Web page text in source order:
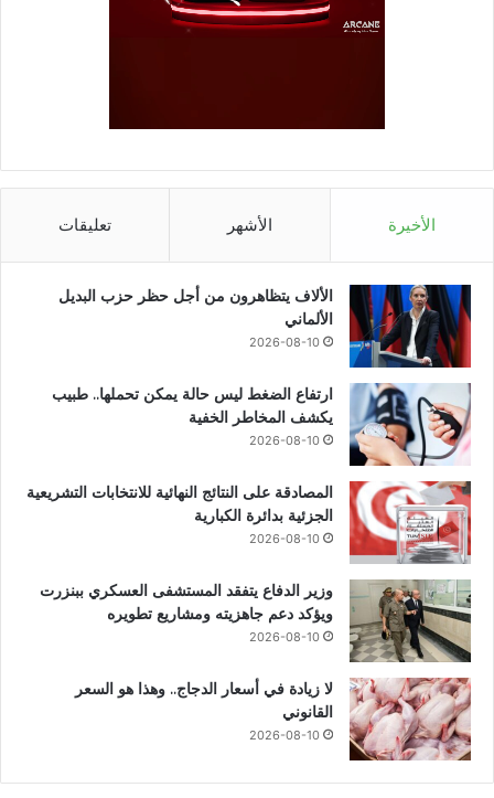
الأخيرة الأشهر تعليقات
الألاف يتظاهرون من أجل حظر حزب البديل
الألماني
2026-08-10
ارتفاع الضغط ليس حالة يمكن تحملها.. طبيب
يكشف المخاطر الخفية
2026-08-10
المصادقة على النتائج النهائية للانتخابات التشريعية
الجزئية بدائرة الكبارية
2026-08-10
وزير الدفاع يتفقد المستشفى العسكري ببنزرت
ويؤكد دعم جاهزيته ومشاريع تطويره
2026-08-10
لا زيادة في أسعار الدجاج.. وهذا هو السعر
القانوني
2026-08-10